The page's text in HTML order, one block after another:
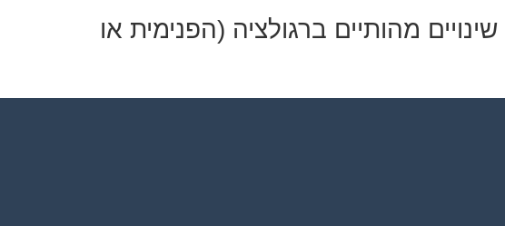
מהותיים ברגולציה (הפנימית או